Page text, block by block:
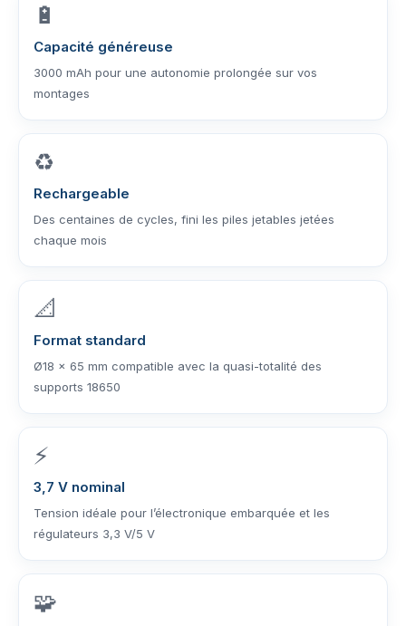
🔋
Capacité généreuse
3000 mAh pour une autonomie prolongée sur vos
montages
♻️
Rechargeable
Des centaines de cycles, fini les piles jetables jetées
chaque mois
📐
Format standard
Ø18 × 65 mm compatible avec la quasi-totalité des
supports 18650
⚡
3,7 V nominal
Tension idéale pour l’électronique embarquée et les
régulateurs 3,3 V/5 V
🧩